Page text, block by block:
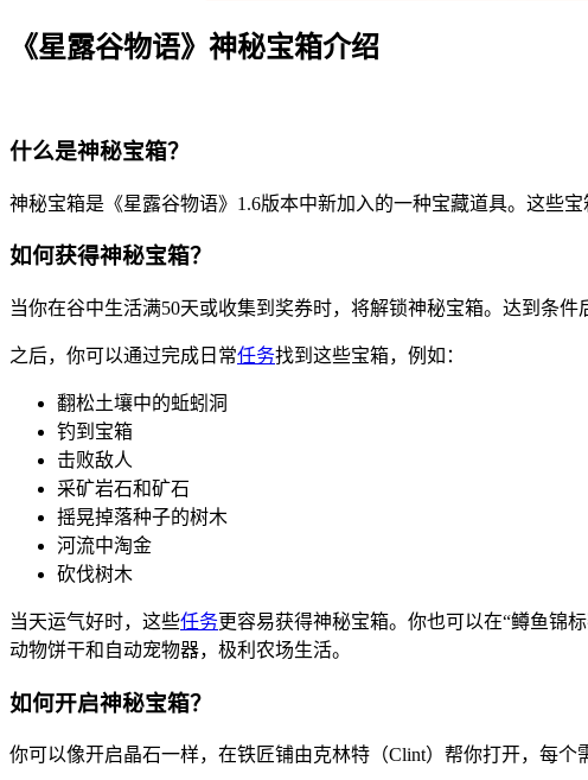
《星露谷物语》神秘宝箱介绍
什么是神秘宝箱？
神秘宝箱是《星露谷物语》1.6版本中新加入的一种宝藏道具。这些
如何获得神秘宝箱？
当你在谷中生活满50天或收集到奖券时，将解锁神秘宝箱。达到条
之后，你可以通过完成日常任务找到这些宝箱，例如：
翻松土壤中的蚯蚓洞
钓到宝箱
击败敌人
采矿岩石和矿石
摇晃掉落种子的树木
河流中淘金
砍伐树木
当天运气好时，这些任务更容易获得神秘宝箱。你也可以在“鳟鱼锦
动物饼干和自动宠物器，极利农场生活。
如何开启神秘宝箱？
你可以像开启晶石一样，在铁匠铺由克林特（Clint）帮你打开，每个